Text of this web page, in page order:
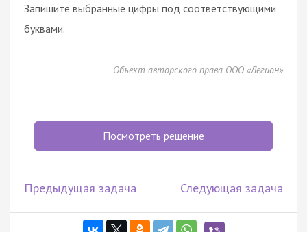
Запишите выбранные цифры под соответствующими
буквами.
Объект авторского права ООО «Легион»
Посмотреть решение
Предыдущая задача Следующая задача